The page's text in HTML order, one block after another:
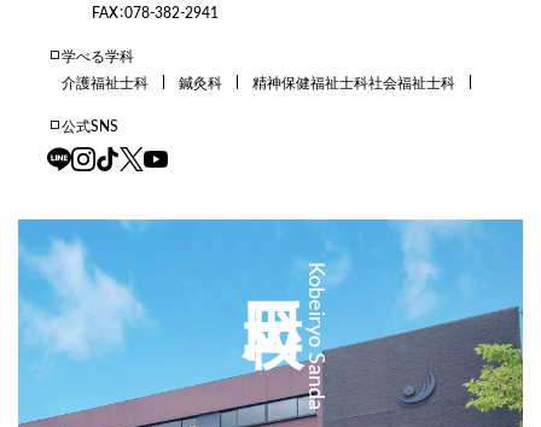
FAX：078-382-2941
学べる学科
介護福祉士科
鍼灸科 精神保健福祉士科社会福祉士科
公式SNS
Kobeiryo Sanda